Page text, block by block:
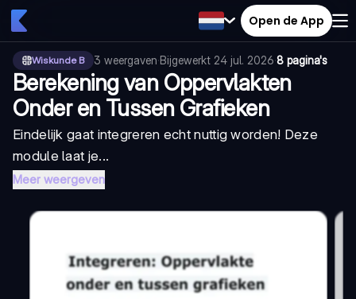
Open de App
Wiskunde B 3 weergaven·Bijgewerkt 24 jul. 2026·8 pagina's
Berekening van Oppervlakten
Onder en Tussen Grafieken
Eindelijk gaat integreren echt nuttig worden! Deze
module laat je...
Meer weergeven